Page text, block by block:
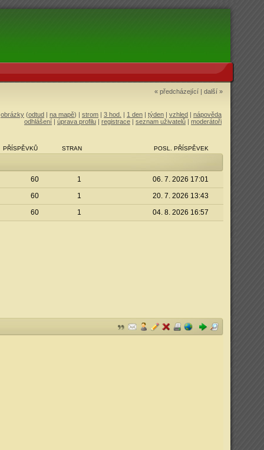
« předcházející | další »
obrázky (odtud | na mapě) | strom | 3 hod. | 1 den | týden | vzhled | nápověda
odhlášení | úprava profilu | registrace | seznam uživatelů | moderátoři
PŘÍSPĚVKŮ STRAN POSL. PŘÍSPĚVEK
60 1
06. 7. 2026 17:01
60
1
20. 7. 2026 13:43
60
1 04. 8. 2026 16:57